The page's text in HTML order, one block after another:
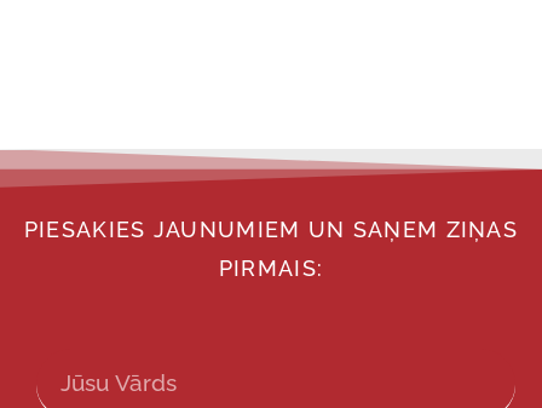
PIESAKIES JAUNUMIEM UN SAŅEM ZIŅAS
PIRMAIS: